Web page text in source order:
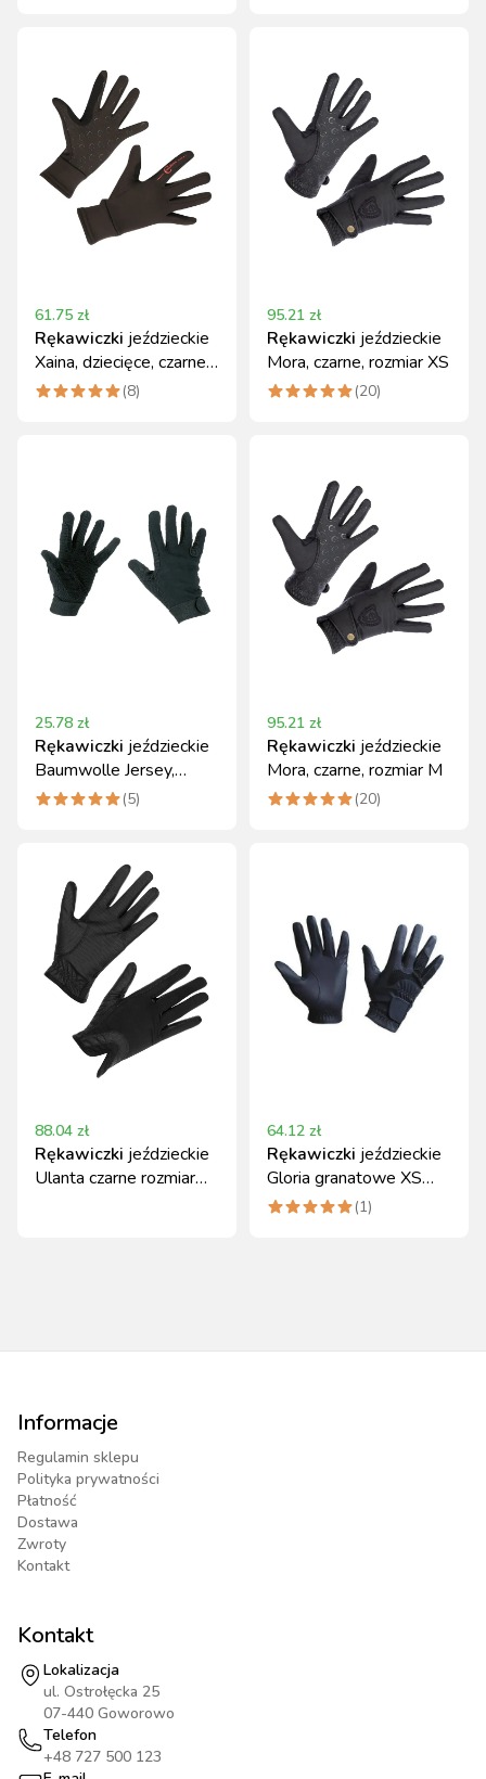
61.75 zł
Rękawiczki jeździeckie
Xaina, dziecięce, czarne,
rozmiar 4/S(8)
95.21 zł
Rękawiczki jeździeckie
Mora, czarne, rozmiar XS
(20)
25.78 zł
Rękawiczki jeździeckie
Baumwolle Jersey,
czarne, rozmiar S,
(5)
95.21 zł
Rękawiczki jeździeckie
Mora, czarne, rozmiar M
(20)
88.04 zł
Rękawiczki jeździeckie
Ulanta czarne rozmiar
64.12 zł
Rękawiczki jeździeckie
Gloria granatowe XS
Covalliero
(1)
Informacje
Regulamin sklepu
Polityka prywatności
Płatność
Dostawa
Zwroty
Kontakt
Kontakt
Lokalizacja
ul. Ostrołęcka 25
07-440 Goworowo
Telefon
+48 727 500 123